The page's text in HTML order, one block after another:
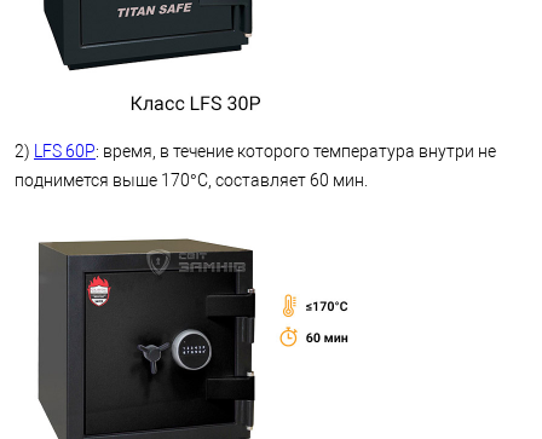
2) LFS 60P: время, в течение которого температура внутри не
поднимется выше 170°C, составляет 60 мин.